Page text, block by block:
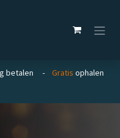
betalen - Gratis ophalen